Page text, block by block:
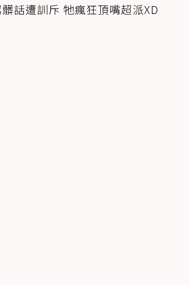
話遭訓斥 牠瘋狂頂嘴超派XD